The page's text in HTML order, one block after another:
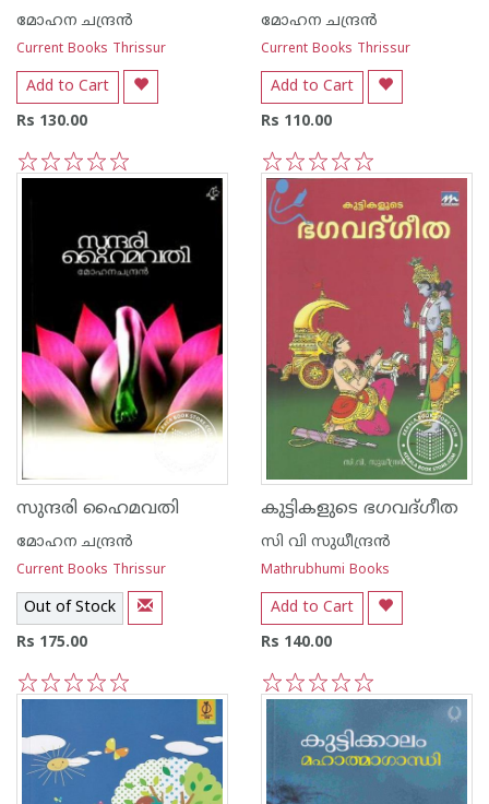
മോഹന ചന്ദ്രന്‍
Current Books Thrissur
Add to Cart
Rs 130.00
5
4
3
2
1
മോഹന ചന്ദ്രന്‍
Current Books Thrissur
Add to Cart
Rs 110.00
5
4
3
2
1
സുന്ദരി ഹൈമവതി
മോഹന ചന്ദ്രന്‍
Current Books Thrissur
Out of Stock
Rs 175.00
5
4
3
2
1
കുട്ടികളുടെ ഭഗവദ്ഗീത
സി വി സുധീന്ദ്രന്‍
Mathrubhumi Books
Add to Cart
Rs 140.00
5
4
3
2
1